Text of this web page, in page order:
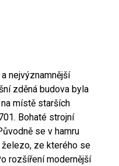
nejvýznamnější
zděná budova byla
místě starších
Bohaté strojní
se v hamru
ze kterého se
rozšíření modernější